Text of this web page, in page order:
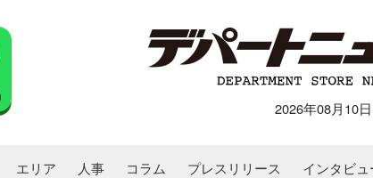
2026年08月10日
エリア 人事 コラム プレスリリース インタビュ